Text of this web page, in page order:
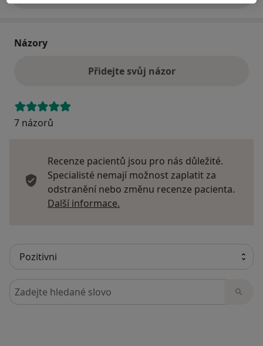
Názory
Přidejte svůj názor
7 názorů
Recenze pacientů jsou pro nás důležité.
Specialisté nemají možnost zaplatit za
odstranění nebo změnu recenze pacienta.
Další informace.
Hledejte v názorech